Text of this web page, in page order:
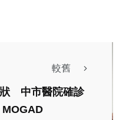
較舊
中市醫院確診